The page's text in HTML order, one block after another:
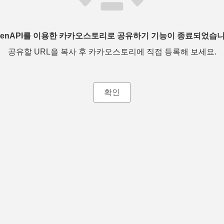
를 이용한 카카오스토리로 공유하기 기능이 종료되었습
공유할 URL을 복사 후 카카오스토리에 직접 등록해 보세요.
확인